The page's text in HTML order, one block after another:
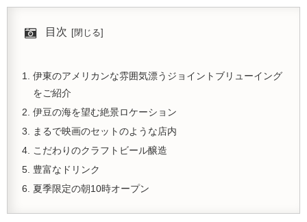
目次
伊東のアメリカンな雰囲気漂うジョイントブリューイング
をご紹介
伊豆の海を望む絶景ロケーション
まるで映画のセットのような店内
こだわりのクラフトビール醸造
豊富なドリンク
夏季限定の朝10時オープン